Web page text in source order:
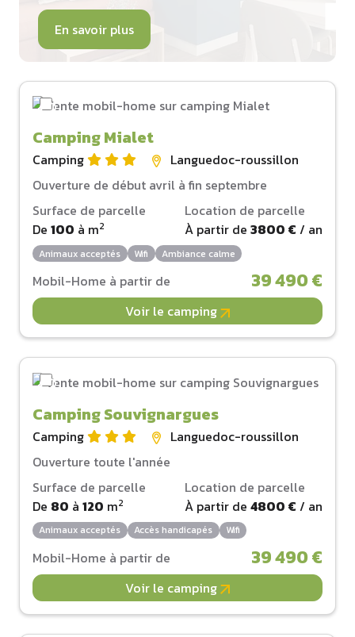
En savoir plus
Camping Mialet
Camping
Languedoc-roussillon
Ouverture de début avril à fin septembre
Surface de parcelle
De 100 à m2
Location de parcelle
À partir de 3800 € / an
Animaux acceptés Wifi Ambiance calme
Mobil-Home à partir de 39 490 €
Voir le camping
Camping Souvignargues
Camping
Languedoc-roussillon
Ouverture toute l'année
Surface de parcelle
De 80 à 120 m2
Location de parcelle
À partir de 4800 € / an
Animaux acceptés Accès handicapés Wifi
Mobil-Home à partir de 39 490 €
Voir le camping